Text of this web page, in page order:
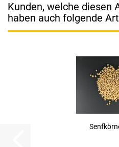
Kunden, welche diesen
haben auch folgende